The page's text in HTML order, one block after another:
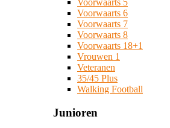
Voorwaarts 5
Voorwaarts 6
Voorwaarts 7
Voorwaarts 8
Voorwaarts 18+1
Vrouwen 1
Veteranen
35/45 Plus
Walking Football
Junioren